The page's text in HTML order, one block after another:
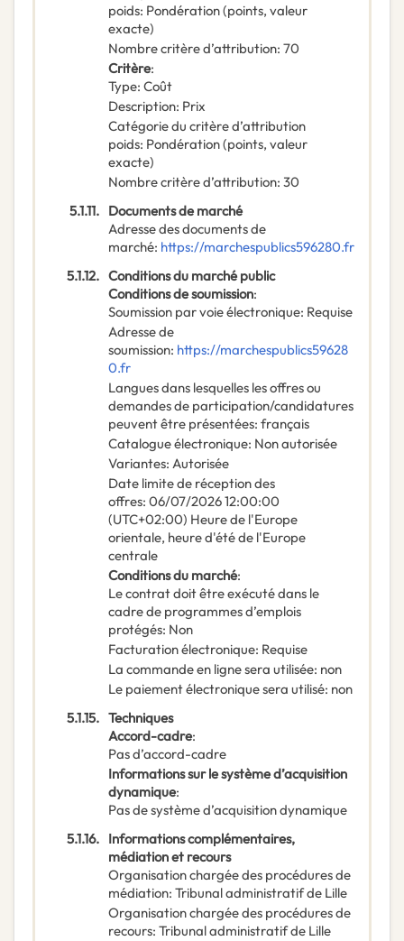
poids: Pondération (points, valeur
exacte)
Nombre critère d’attribution: 70
Critère:
Type: Coût
Description: Prix
Catégorie du critère d’attribution
poids: Pondération (points, valeur
exacte)
Nombre critère d’attribution: 30
5.1.11. Documents de marché
Adresse des documents de
marché: https://marchespublics596280.fr
5.1.12. Conditions du marché public
Conditions de soumission:
Soumission par voie électronique: Requise
Adresse de
soumission: https://marchespublics59628
0.fr
Langues dans lesquelles les offres ou
demandes de participation/candidatures
peuvent être présentées: français
Catalogue électronique: Non autorisée
Variantes: Autorisée
Date limite de réception des
offres: 06/07/202612:00:00
(UTC+02:00) Heure de l'Europe
orientale, heure d'été de l'Europe
centrale
Conditions du marché:
Le contrat doit être exécuté dans le
cadre de programmes d’emplois
protégés: Non
Facturation électronique: Requise
La commande en ligne sera utilisée: non
Le paiement électronique sera utilisé: non
5.1.15. Techniques
Accord-cadre:
Pas d’accord-cadre
Informations sur le système d’acquisition
dynamique:
Pas de système d’acquisition dynamique
5.1.16. Informations complémentaires,
médiation et recours
Organisation chargée des procédures de
médiation: Tribunal administratif de Lille
Organisation chargée des procédures de
recours: Tribunal administratif de Lille